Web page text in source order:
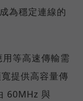
為穩定連線的
等高速傳輸需
提供高容量傳
60MHz 與